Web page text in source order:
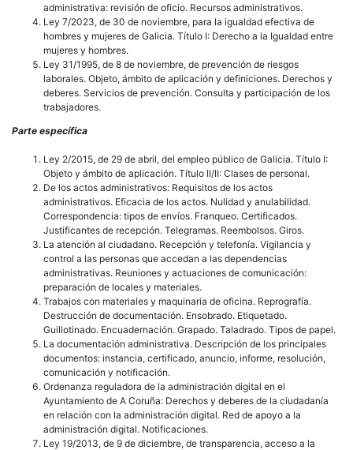
administrativa: revisión de oficio. Recursos administrativos.
Ley 7/2023, de 30 de noviembre, para la igualdad efectiva de
hombres y mujeres de Galicia. Título I: Derecho a la Igualdad entre
mujeres y hombres.
Ley 31/1995, de 8 de noviembre, de prevención de riesgos
laborales. Objeto, ámbito de aplicación y definiciones. Derechos y
deberes. Servicios de prevención. Consulta y participación de los
trabajadores.
Parte específica
Ley 2/2015, de 29 de abril, del empleo público de Galicia. Título I:
Objeto y ámbito de aplicación. Título II/II: Clases de personal.
De los actos administrativos: Requisitos de los actos
administrativos. Eficacia de los actos. Nulidad y anulabilidad.
Correspondencia: tipos de envíos. Franqueo. Certificados.
Justificantes de recepción. Telegramas. Reembolsos. Giros.
La atención al ciudadano. Recepción y telefonía. Vigilancia y
control a las personas que accedan a las dependencias
administrativas. Reuniones y actuaciones de comunicación:
preparación de locales y materiales.
Trabajos con materiales y maquinaria de oficina. Reprografía.
Destrucción de documentación. Ensobrado. Etiquetado.
Guillotinado. Encuadernación. Grapado. Taladrado. Tipos de papel.
La documentación administrativa. Descripción de los principales
documentos: instancia, certificado, anuncio, informe, resolución,
comunicación y notificación.
Ordenanza reguladora de la administración digital en el
Ayuntamiento de A Coruña: Derechos y deberes de la ciudadanía
en relación con la administración digital. Red de apoyo a la
administración digital. Notificaciones.
Ley 19/2013, de 9 de diciembre, de transparencia, acceso a la